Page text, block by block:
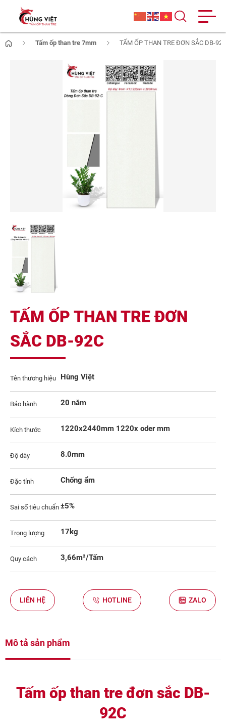
Tấm ốp than tre 7mm TẤM ỐP THAN TRE ĐƠN SẮC DB-92C
TẤM ỐP THAN TRE ĐƠN
SẮC DB-92C
Tên thương hiệu Hùng Việt
Bảo hành 20 năm
Kích thước 1220x2440mm 1220x oder mm
Độ dày 8.0mm
Đặc tính Chống ẩm
Sai số tiêu chuẩn ±5%
Trọng lượng 17kg
Quy cách 3,66m²/Tấm
LIÊN HỆ HOTLINE ZALO
Mô tả sản phẩm
Tấm ốp than tre đơn sắc DB-
92C